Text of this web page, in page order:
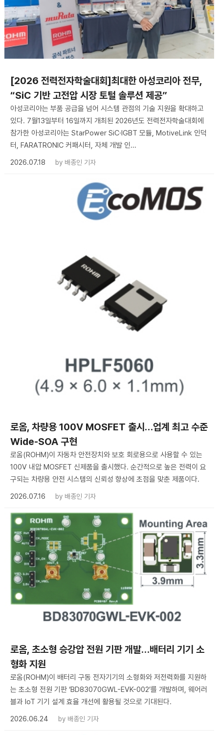
[2026 전력전자학술대회]최대한 아성코리아 전무,
“SiC 기반 고전압 시장 토털 솔루션 제공”
아성코리아는 부품 공급을 넘어 시스템 관점의 기술 지원을 확대하고
있다. 7월13일부터 16일까지 개최된 2026년도 전력전자학술대회에
참가한 아성코리아는 StarPower SiC·IGBT 모듈, MotiveLink 인덕
터, FARATRONIC 커패시터, 자체 개발 인...
2026.07.18
by 배종인 기자
로옴, 차량용 100V MOSFET 출시…업계 최고 수준
Wide-SOA 구현
로옴(ROHM)이 자동차 안전장치와 보호 회로용으로 사용할 수 있는
100V 내압 MOSFET 신제품을 출시했다. 순간적으로 높은 전력이 요
구되는 차량용 안전 시스템의 신뢰성 향상에 초점을 맞춘 제품이다.
2026.07.16
by 배종인 기자
로옴, 초소형 승강압 전원 기판 개발…배터리 기기 소
형화 지원
로옴(ROHM)이 배터리 구동 전자기기의 소형화와 저전력화를 지원하
는 초소형 전원 기판 ‘BD83070GWL-EVK-002’를 개발하며, 웨어러
블과 IoT 기기 설계 효율 개선에 활용될 것으로 기대된다.
2026.06.24
by 배종인 기자